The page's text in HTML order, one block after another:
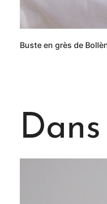
Buste en grès de